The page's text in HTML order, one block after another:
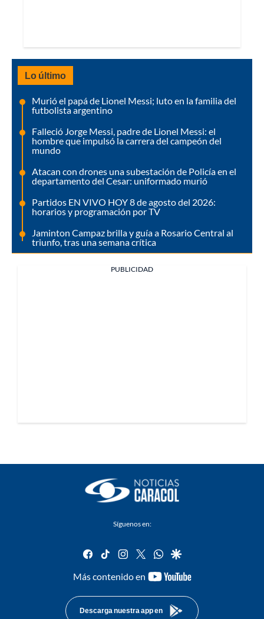
Lo último
Murió el papá de Lionel Messi; luto en la familia del
futbolista argentino
Falleció Jorge Messi, padre de Lionel Messi: el
hombre que impulsó la carrera del campeón del
mundo
Atacan con drones una subestación de Policía en el
departamento del Cesar: uniformado murió
Partidos EN VIVO HOY 8 de agosto del 2026:
horarios y programación por TV
Jaminton Campaz brilla y guía a Rosario Central al
triunfo, tras una semana crítica
PUBLICIDAD
Síguenos en:
facebook
tiktok instagram
twitterwhatsapp
google
Más contenido en
youtube-
Descarga nuestra app en